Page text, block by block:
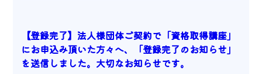
【登録完了】法人様団体ご契約で「資格取得講座」
にお申込み頂いた方々へ、「登録完了のお知らせ」
を送信しました。大切なお知らせです。